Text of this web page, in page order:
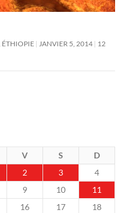
ÉTHIOPIE JANVIER 5, 2014 12
V S
D
2 3
4
9 10
11
16 17
18